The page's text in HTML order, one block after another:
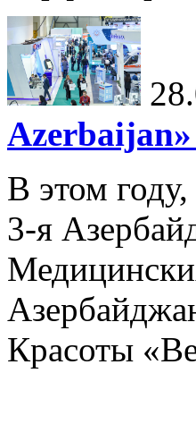
В этом
3-я
Красоты